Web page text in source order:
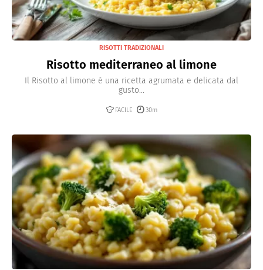
RISOTTI TRADIZIONALI
Risotto mediterraneo al limone
Il Risotto al limone è una ricetta agrumata e delicata dal
gusto...
FACILE 30m